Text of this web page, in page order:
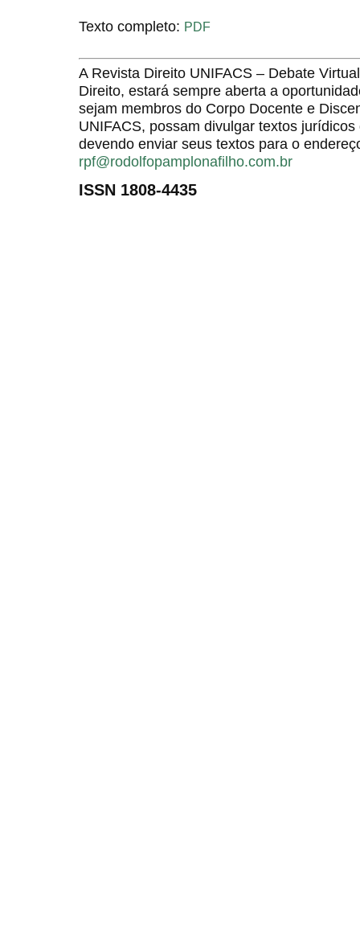
Texto completo: PDF
A Revista Direito UNIFACS – Debate
Direito, estará sempre aberta a
sejam membros do Corpo Docente e
UNIFACS, possam divulgar textos
devendo enviar seus textos para o
rpf@rodolfopamplonafilho.com.br
ISSN 1808-4435